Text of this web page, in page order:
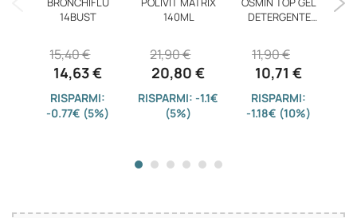
14BUST
14,63 €
15,40 €
RISPARMI:
-0.77€ (5%)
140ML
20,80 €
21,90 €
RISPARMI: -1.1€
(5%)
DETERGENTE
10,71 €
11,90 €
RISPARMI:
-1.18€ (10%)